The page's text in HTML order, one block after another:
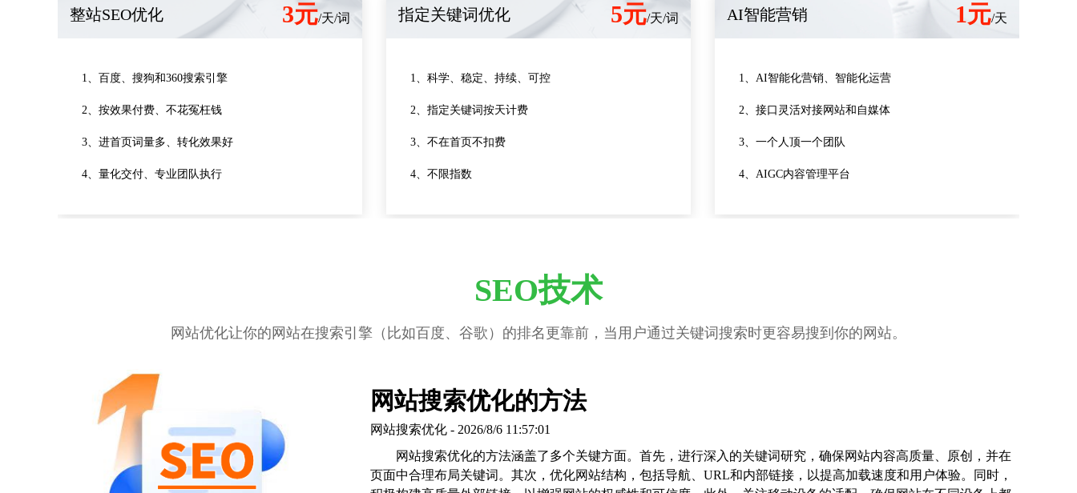
整站SEO优化 3元/天/词
1、百度、搜狗和360搜索引擎
2、按效果付费、不花冤枉钱
3、进首页词量多、转化效果好
4、量化交付、专业团队执行
指定关键词优化 5元/天/词
1、科学、稳定、持续、可控
2、指定关键词按天计费
3、不在首页不扣费
4、不限指数
AI智能营销 1元/天
1、AI智能化营销、智能化运营
2、接口灵活对接网站和自媒体
3、一个人顶一个团队
4、AIGC内容管理平台
SEO技术
网站优化让你的网站在搜索引擎（比如百度、谷歌）的排名更靠前，当用户通过关键词搜索时更容易搜到你的网站。
网站搜索优化的方法
网站搜索优化 - 2026/8/6 11:57:01
网站搜索优化的方法涵盖了多个关键方面。首先，进行深入的关键词研究，确保网站内容高质量、原创，并在
页面中合理布局关键词。其次，优化网站结构，包括导航、URL和内部链接，以提高加载速度和用户体验。同时，